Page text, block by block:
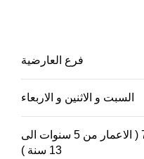
فرع العارضية
السبت و الاثنين و الاربعاء
الساعة 6 الى 7 ( الاعمار من 5 سنوات الى
13 سنة )